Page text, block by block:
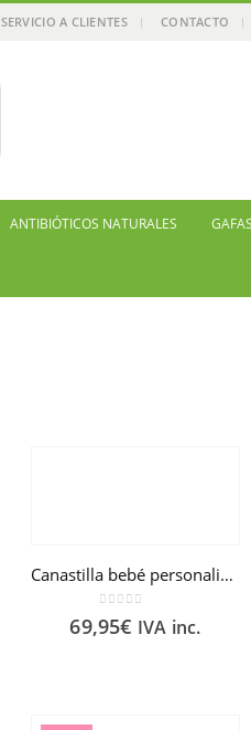
SERVICIO A CLIENTES CONTACTO
ANTIBIÓTICOS NATURALES
Canastilla bebé personalizada mellizos
0 out of 5
69,95€ IVA inc.